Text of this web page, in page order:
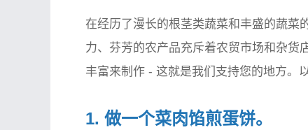
在经历了漫长的根茎类蔬菜和丰盛的蔬菜
力、芬芳的农产品充斥着农贸市场和杂货
丰富来制作 - 这就是我们支持您的地方。
1. 做一个菜肉馅煎蛋饼。